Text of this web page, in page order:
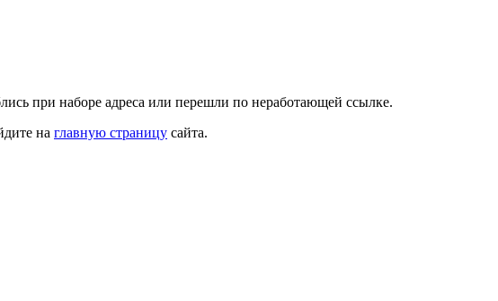
при наборе адреса или перешли по неработающей ссылке.
на главную страницу сайта.